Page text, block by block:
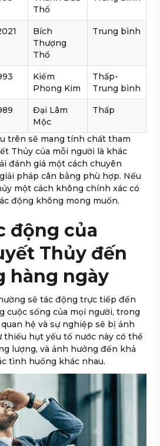
Thổ
Bích
Thượng
Thổ
Trung bình
Kiếm
Phong Kim
Thấp-
Trung bình
Đại Lâm
Mộc
Thấp
trên sẽ mang tính chất tham
Thủy của mỗi người là khác
đánh giá một cách chuyên
pháp cân bằng phù hợp. Nếu
một cách không chính xác có
động không mong muốn.
động của
Thủy đến
hàng ngày
sẽ tác động trực tiếp đến
cuộc sống của mọi người, trong
hệ và sự nghiệp sẽ bị ảnh
thiếu hụt yếu tố nước này có thể
lượng, và ảnh hưởng đến khả
tình huống khác nhau.